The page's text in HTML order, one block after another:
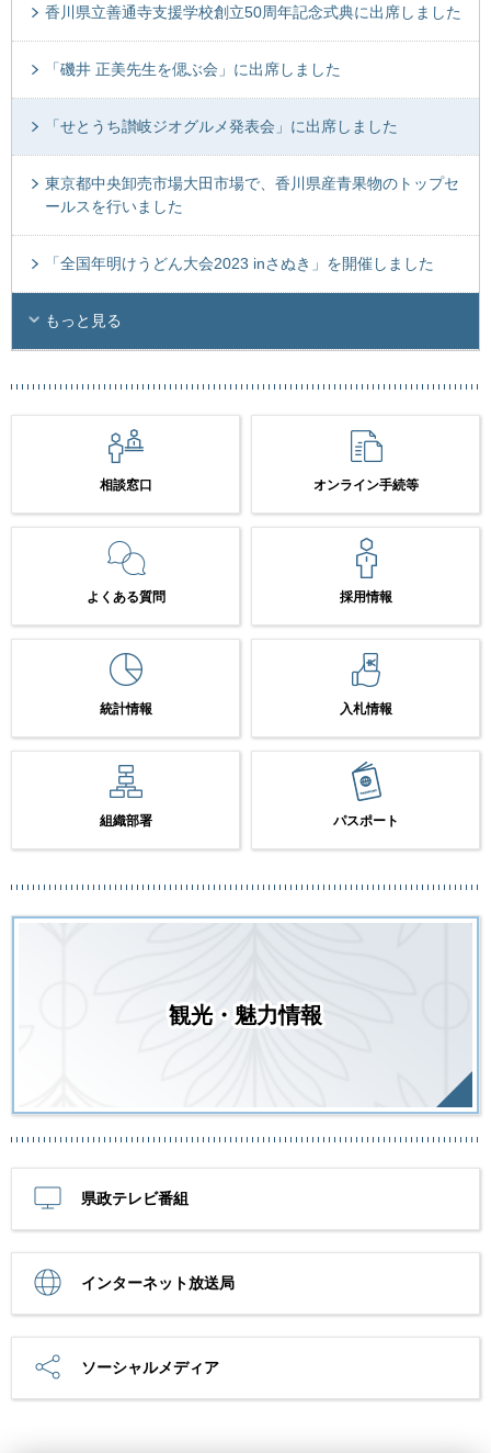
香川県立善通寺支援学校創立50周年記念式典に出席しました
「磯井 正美先生を偲ぶ会」に出席しました
「せとうち讃岐ジオグルメ発表会」に出席しました
東京都中央卸売市場大田市場で、香川県産青果物のトップセ
ールスを行いました
「全国年明けうどん大会2023 inさぬき」を開催しました
もっと見る
相談窓口 オンライン手続等
よくある質問 採用情報
統計情報 入札情報
組織部署 パスポート
観光・魅力情報
県政テレビ番組
インターネット放送局
ソーシャルメディア